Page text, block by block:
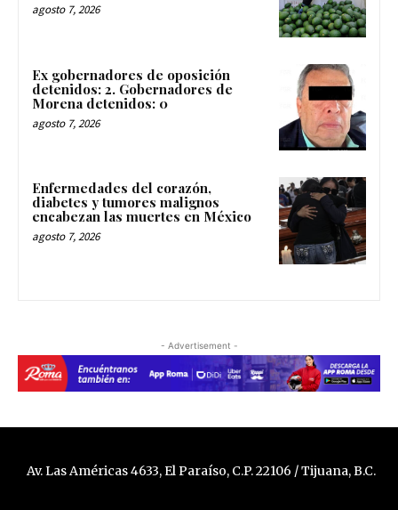
agosto 7, 2026
Ex gobernadores de oposición
detenidos: 2. Gobernadores de
Morena detenidos: 0
agosto 7, 2026
Enfermedades del corazón,
diabetes y tumores malignos
encabezan las muertes en México
agosto 7, 2026
- Advertisement -
Av. Las Américas 4633, El Paraíso, C.P. 22106 / Tijuana, B.C.